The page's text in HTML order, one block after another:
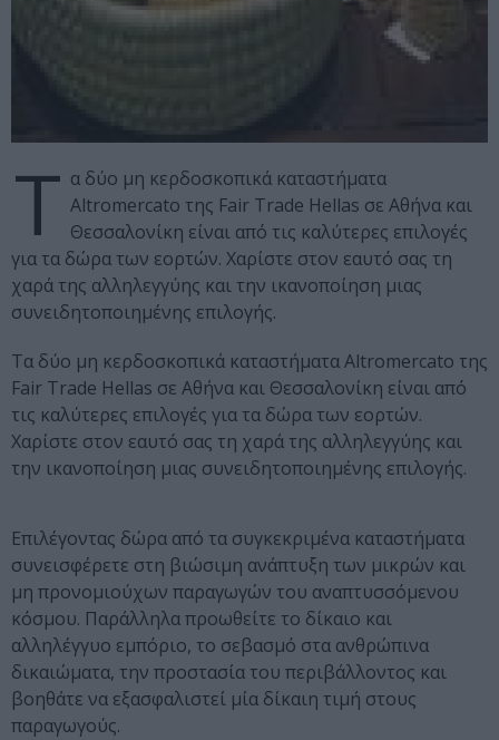
Τ α δύο μη κερδοσκοπικά καταστήματα
Altromercato της Fair Trade Hellas σε Αθήνα και
Θεσσαλονίκη είναι από τις καλύτερες επιλογές
για τα δώρα των εορτών. Χαρίστε στον εαυτό σας τη
χαρά της αλληλεγγύης και την ικανοποίηση μιας
συνειδητοποιημένης επιλογής.
Τα δύο μη κερδοσκοπικά καταστήματα Altromercato της
Fair Trade Hellas σε Αθήνα και Θεσσαλονίκη είναι από
τις καλύτερες επιλογές για τα δώρα των εορτών.
Χαρίστε στον εαυτό σας τη χαρά της αλληλεγγύης και
την ικανοποίηση μιας συνειδητοποιημένης επιλογής.
Επιλέγοντας δώρα από τα συγκεκριμένα καταστήματα
συνεισφέρετε στη βιώσιμη ανάπτυξη των μικρών και
μη προνομιούχων παραγωγών του αναπτυσσόμενου
κόσμου. Παράλληλα προωθείτε το δίκαιο και
αλληλέγγυο εμπόριο, το σεβασμό στα ανθρώπινα
δικαιώματα, την προστασία του περιβάλλοντος και
βοηθάτε να εξασφαλιστεί μία δίκαιη τιμή στους
παραγωγούς.